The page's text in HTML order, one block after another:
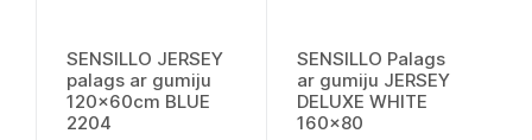
SENSILLO JERSEY
palags ar gumiju
120x60cm BLUE
2204
SENSILLO Palags
ar gumiju JERSEY
DELUXE WHITE
160x80